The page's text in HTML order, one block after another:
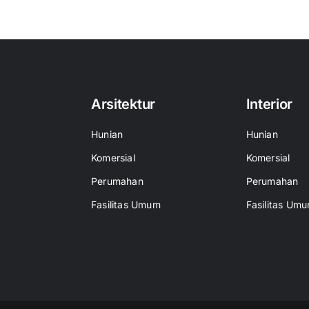
Arsitektur
Hunian
Komersial
Perumahan
Fasilitas Umum
Interior
Hunian
Komersial
Perumahan
Fasilitas